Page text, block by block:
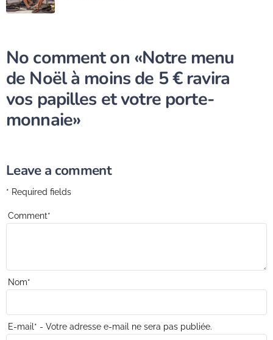
No comment on «Notre menu
de Noël à moins de 5 € ravira
vos papilles et votre porte-
monnaie»
Leave a comment
* Required fields
Comment*
Nom*
E-mail * - Votre adresse e-mail ne sera pas publiée.